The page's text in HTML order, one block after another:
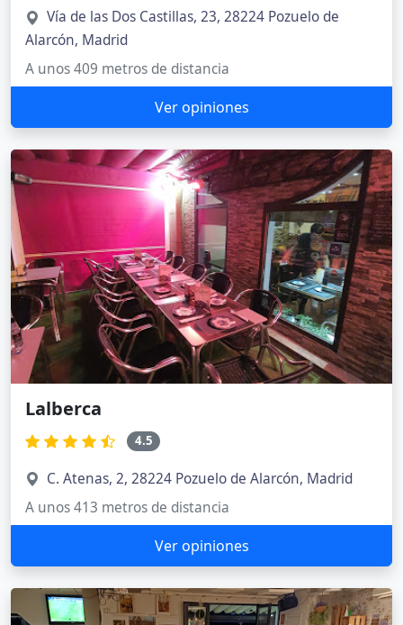
Vía de las Dos Castillas, 23, 28224 Pozuelo de
Alarcón, Madrid
A unos 409 metros de distancia
Ver opiniones
Lalberca
4.5
C. Atenas, 2, 28224 Pozuelo de Alarcón, Madrid
A unos 413 metros de distancia
Ver opiniones